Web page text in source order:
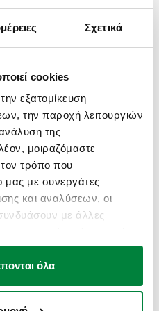
Σχετικά
cookies
εξατομίκευση
την παροχή λειτουργιών
της
μοιραζόμαστε
τρόπο που
μας με συνεργάτες
και αναλύσεων, οι
με άλλες
την από μέρους σας χρήση
όλα